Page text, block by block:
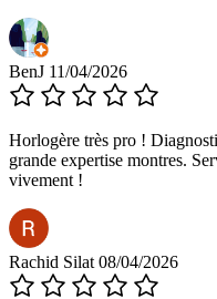
BenJ 11/04/2026
Horlogère très pro !
grande expertise montres.
vivement !
Rachid Silat 08/04/2026